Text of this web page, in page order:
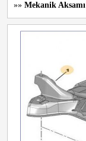
»» Mekanik Aksamı